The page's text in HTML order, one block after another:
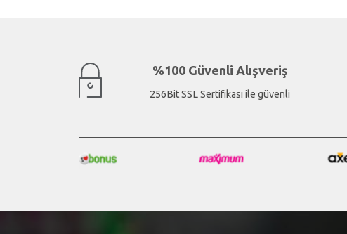
%100 Güvenli Alışveriş
256Bit SSL Sertifikası ile güvenli